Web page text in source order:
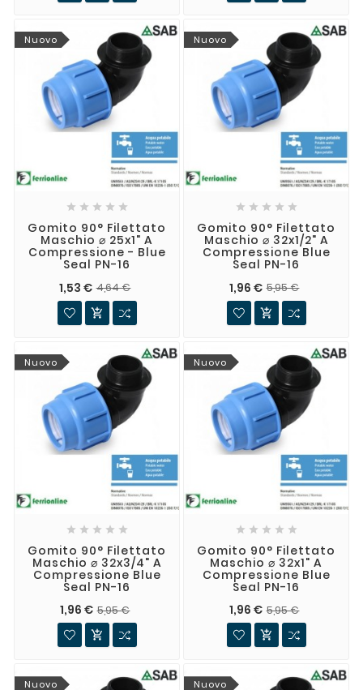
Nuovo
    
Gomito 90° Filettato
Maschio ⌀ 25x1" A
Compressione - Blue
Seal PN-16
1,53 € 4,64 €

Nuovo
    
Gomito 90° Filettato
Maschio ⌀ 32x1/2" A
Compressione Blue
Seal PN-16
1,96 € 5,95 €

Nuovo
    
Gomito 90° Filettato
Maschio ⌀ 32x3/4" A
Compressione Blue
Seal PN-16
1,96 € 5,95 €

Nuovo
    
Gomito 90° Filettato
Maschio ⌀ 32x1" A
Compressione Blue
Seal PN-16
1,96 € 5,95 €

Nuovo Nuovo